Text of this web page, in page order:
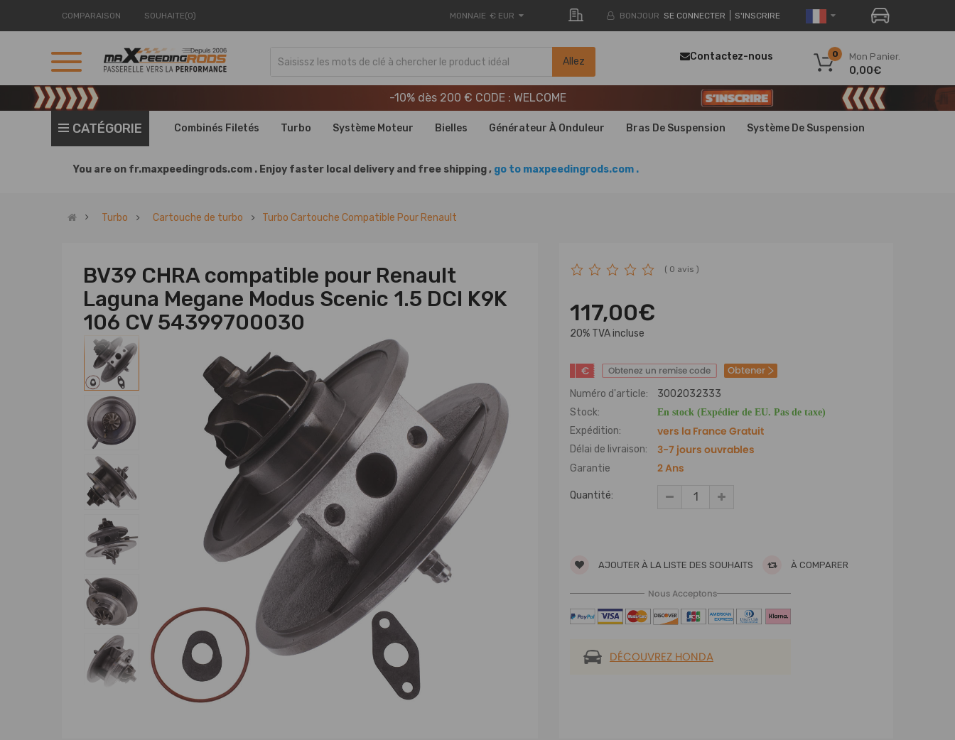
COMPARAISON SOUHAITE(0) MONNAIE € EUR BONJOUR SE CONNECTER S'INSCRIRE
Allez Mon Panier.
0
0,00€
Contactez-nous
LIVRAISON GRATUITE À DOMICILE - FR
20e anniversaire : -9% | CODE : MXR20TH
-10% dès 200 € CODE : WELCOME
LIVRAISON GRATUITE À DOMICILE - FR
CATÉGORIE Combinés Filetés Turbo Système Moteur Bielles Générateur À Onduleur Bras De Suspension Système De Suspension
You are on fr.maxpeedingrods.com . Enjoy faster local delivery and free shipping , go to maxpeedingrods.com .
Turbo Cartouche de turbo Turbo Cartouche Compatible Pour Renault
BV39 CHRA compatible pour Renault
Laguna Megane Modus Scenic 1.5 DCI K9K
106 CV 54399700030
( 0 avis )
117,00€
20% TVA incluse
€ Obtenez un remise code Obtener
Numéro d'article:
3002032333
Stock:
En stock (Expédier de EU. Pas de taxe)
Expédition: vers la France Gratuit
Délai de livraison: 3-7 jours ouvrables
Garantie 2 Ans
Quantité:
AJOUTER À LA LISTE DES SOUHAITS À COMPARER
Nous Acceptons
DÉCOUVREZ HONDA